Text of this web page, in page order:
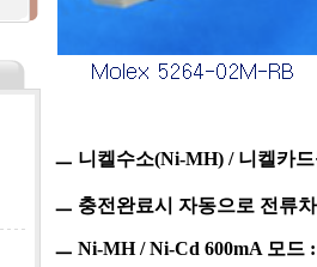
ㅡ 니켈수소(Ni-MH) / 니켈카
ㅡ 충전완료시 자동으로 전류
ㅡ Ni-MH / Ni-Cd 600mA 모드 :